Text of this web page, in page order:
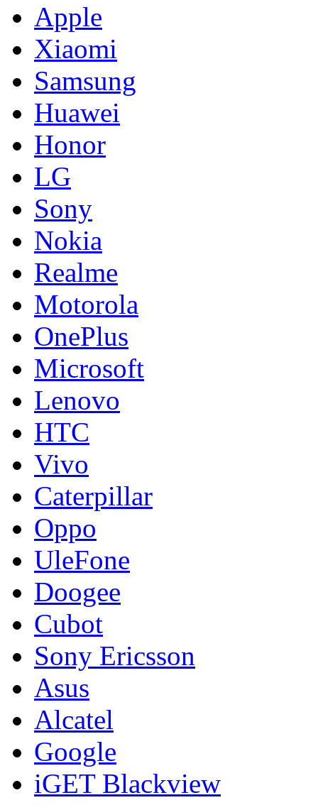
Apple
Xiaomi
Samsung
Huawei
Honor
LG
Sony
Nokia
Realme
Motorola
OnePlus
Microsoft
Lenovo
HTC
Vivo
Caterpillar
Oppo
UleFone
Doogee
Cubot
Sony Ericsson
Asus
Alcatel
Google
iGET Blackview